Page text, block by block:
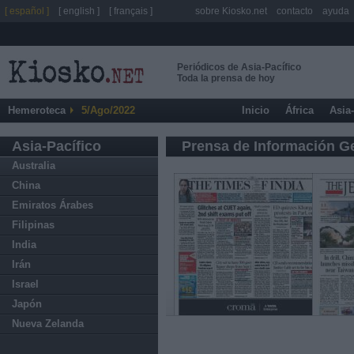
Periódicos de Asia-Pacífico
Toda la prensa de hoy
Hemeroteca 5/Ago/2022 Inicio África
Asia-Pacífico
Australia
China
Emiratos Árabes
Filipinas
India
Irán
Israel
Japón
Nueva Zelanda
Prensa de Información
[ español ] [ english ] [ français ] sobre Kiosko.net contacto ayuda